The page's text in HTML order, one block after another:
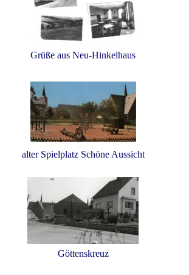
Grüße aus Neu-Hinkelhaus
alter Spielplatz Schöne Aussicht
Göttenskreuz